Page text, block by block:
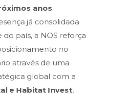
anos
já consolidada
do país, a NOS reforça
no
através de uma
global com a
e Habitat Invest,